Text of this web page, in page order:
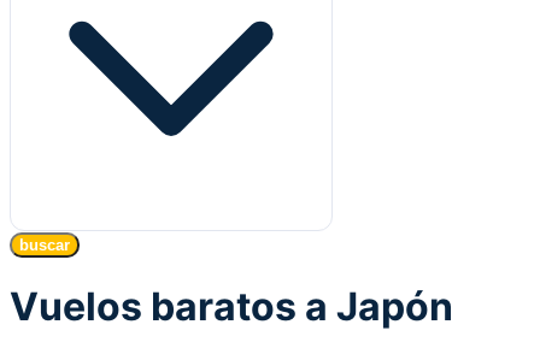
buscar
Vuelos baratos a Japón